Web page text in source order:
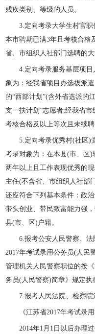
残疾类别、等级的人员。
3.定向考录大学生村官职位
本市聘期已满3年且考核合格
省、市组织人社部门选聘的大
4.定向考录服务基层项目
象为：经我省项目办选拔派
的“西部计划”(含外省选派的
支一扶计划”志愿者;经我省
考核合格及以上等次且未续聘
5.定向考录优秀村(社区)党
考录对象为：在本县(市、区
两年以上且工作表现优秀的
主任(不含省、市组织人社部
还应符合下列基本条件：政
带头创业、带民致富能力强
县(市、区)户籍。
6.报考公安人民警察、法
2017年考试录用公务员(人民
管理机关人民警察职位的按
务员(人民警察)简章》规定执
7.报考人民法院、检察院
《江苏省2017年考试录用
2014年1月1日以后办理过